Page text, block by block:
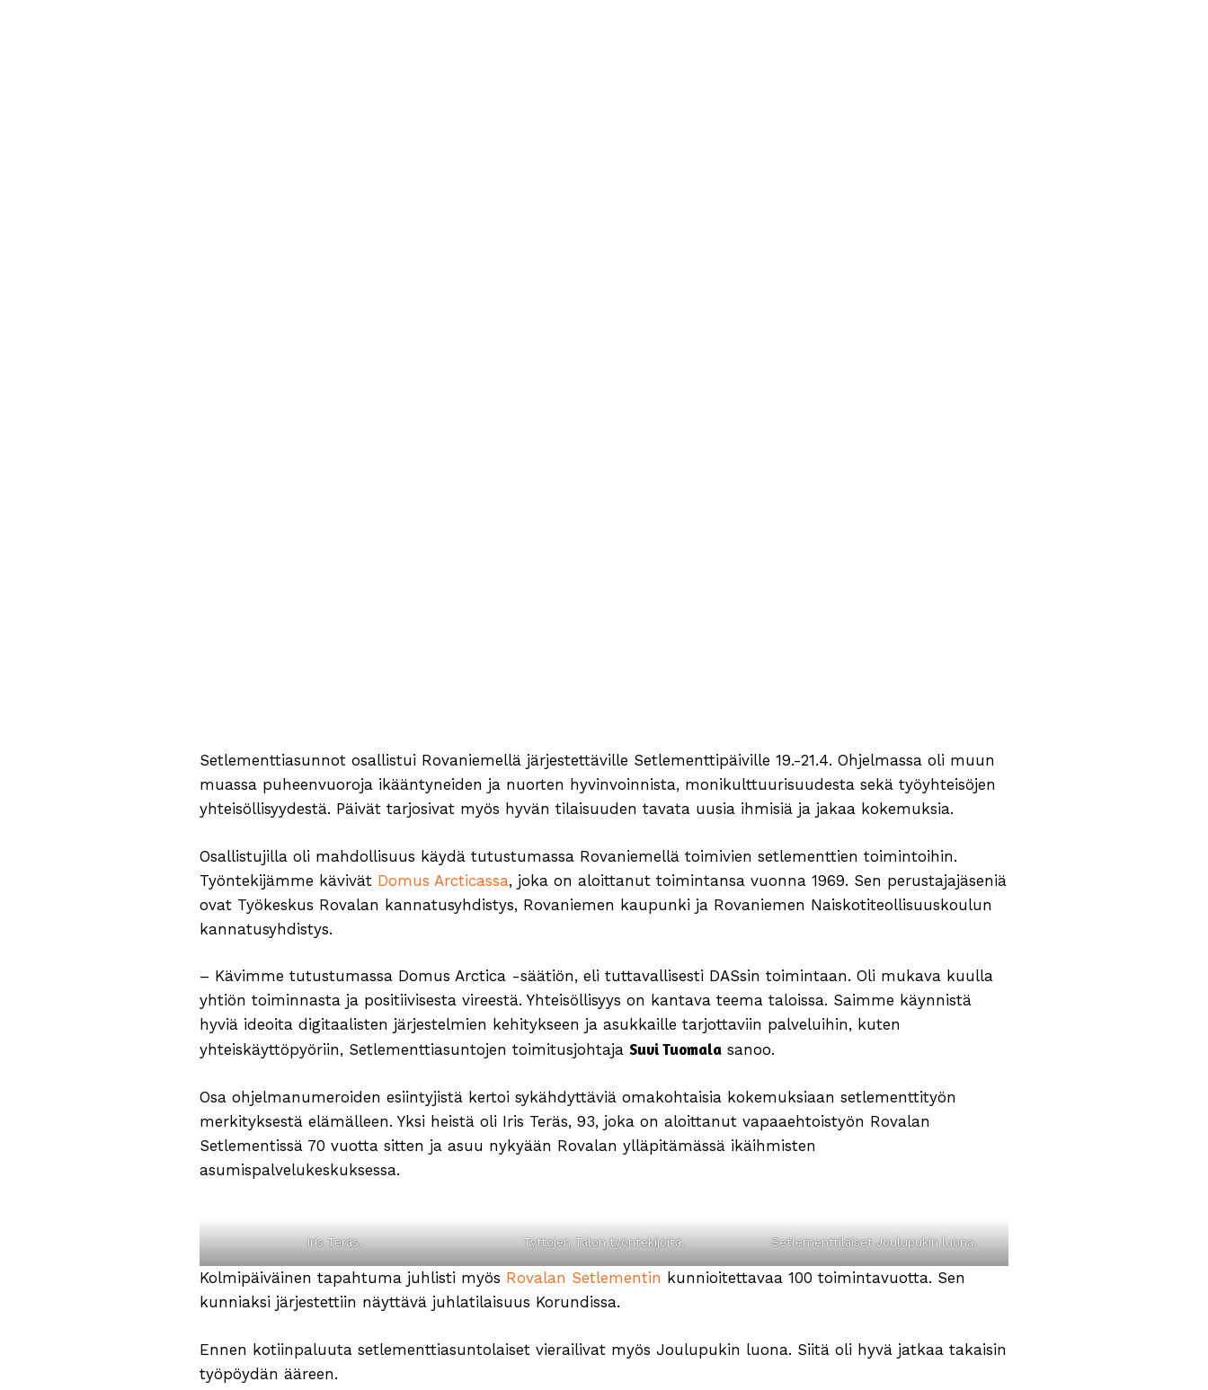
Setlementtiasunnot osallistui Rovaniemellä järjestettäville Setlementtipäiville 19.-21.4. Ohjelmassa oli muun
muassa puheenvuoroja ikääntyneiden ja nuorten hyvinvoinnista, monikulttuurisuudesta sekä työyhteisöjen
yhteisöllisyydestä. Päivät tarjosivat myös hyvän tilaisuuden tavata uusia ihmisiä ja jakaa kokemuksia.
Osallistujilla oli mahdollisuus käydä tutustumassa Rovaniemellä toimivien setlementtien toimintoihin.
Työntekijämme kävivät Domus Arcticassa, joka on aloittanut toimintansa vuonna 1969. Sen perustajajäseniä
ovat Työkeskus Rovalan kannatusyhdistys, Rovaniemen kaupunki ja Rovaniemen Naiskotiteollisuuskoulun
kannatusyhdistys.
– Kävimme tutustumassa Domus Arctica -säätiön, eli tuttavallisesti DASsin toimintaan. Oli mukava kuulla
yhtiön toiminnasta ja positiivisesta vireestä. Yhteisöllisyys on kantava teema taloissa. Saimme käynnistä
hyviä ideoita digitaalisten järjestelmien kehitykseen ja asukkaille tarjottaviin palveluihin, kuten
yhteiskäyttöpyöriin, Setlementtiasuntojen toimitusjohtaja Suvi Tuomala sanoo.
Osa ohjelmanumeroiden esiintyjistä kertoi sykähdyttäviä omakohtaisia kokemuksiaan setlementtityön
merkityksestä elämälleen. Yksi heistä oli Iris Teräs, 93, joka on aloittanut vapaaehtoistyön Rovalan
Setlementissä 70 vuotta sitten ja asuu nykyään Rovalan ylläpitämässä ikäihmisten
asumispalvelukeskuksessa.
Iris Teräs. Tyttöjen Talon työntekijöitä. Setlementtiläiset Joulupukin luona.
Kolmipäiväinen tapahtuma juhlisti myös Rovalan Setlementin kunnioitettavaa 100 toimintavuotta. Sen
kunniaksi järjestettiin näyttävä juhlatilaisuus Korundissa.
Ennen kotiinpaluuta setlementtiasuntolaiset vierailivat myös Joulupukin luona. Siitä oli hyvä jatkaa takaisin
työpöydän ääreen.